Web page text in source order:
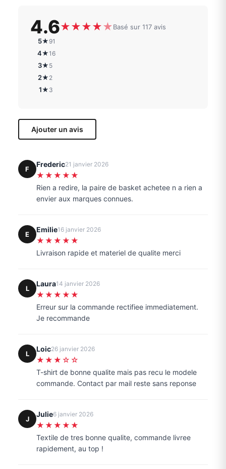
4.6★★★★★Basé sur 117 avis
5★ 91
4★16
3★ 5
2★ 2
1★ 3
Ajouter un avis
F
Frederic21 janvier 2026
★★★★★
Rien a redire, la paire de basket achetee n a rien a
envier aux marques connues.
E
Emilie16 janvier 2026
★★★★★
Livraison rapide et materiel de qualite merci
L
Laura14 janvier 2026
★★★★★
Erreur sur la commande rectifiee immediatement.
Je recommande
L
Loic26 janvier 2026
★★★☆☆
T-shirt de bonne qualite mais pas recu le modele
commande. Contact par mail reste sans reponse
J
Julie6 janvier 2026
★★★★★
Textile de tres bonne qualite, commande livree
rapidement, au top !